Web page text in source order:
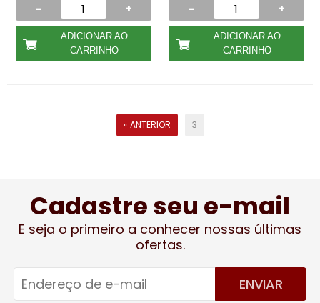
- +
ADICIONAR AO
CARRINHO
- +
ADICIONAR AO
CARRINHO
« ANTERIOR 3
Cadastre seu e-mail
E seja o primeiro a conhecer nossas últimas
ofertas.
ENVIAR